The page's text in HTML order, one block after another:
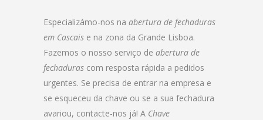
Especializámo-nos na abertura de fechaduras
em Cascais e na zona da Grande Lisboa.
Fazemos o nosso serviço de abertura de
fechaduras com resposta rápida a pedidos
urgentes. Se precisa de entrar na empresa e
se esqueceu da chave ou se a sua fechadura
avariou, contacte-nos já! A Chave